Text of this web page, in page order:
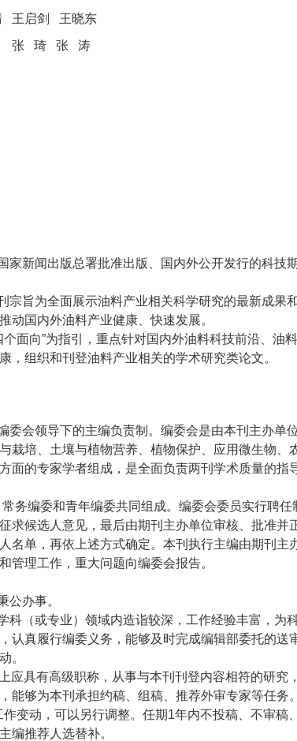
启剑 王晓东
张 琦 张 涛
新闻出版总署批准出版、国内外公开发行的科技期
宗旨为全面展示油料产业相关科学研究的最新成果
动国内外油料产业健康、快速发展。
面向”为指引，重点针对国内外油料科技前沿、油
组织和刊登油料产业相关的学术研究类论文。
委会领导下的主编负责制。编委会是由本刊主办单
栽培、土壤与植物营养、植物保护、应用微生物、
面的专家学者组成，是全面负责两刊学术质量的指
务编委和青年编委共同组成。编委会委员实行聘任
求候选人意见，最后由期刊主办单位审核、批准并
名单，再依上述方式确定。本刊执行主编由期刊主
管理工作，重大问题向编委会报告。
公办事。
科（或专业）领域内造诣较深，工作经验丰富，为
认真履行编委义务，能够及时完成编辑部委托的送
。
应具有高级职称，从事与本刊刊登内容相符的研究
够为本刊承担约稿、组稿、推荐外审专家等任务。
变动，可以另行调整。任期1年内不投稿、不审稿
编推荐人选替补。